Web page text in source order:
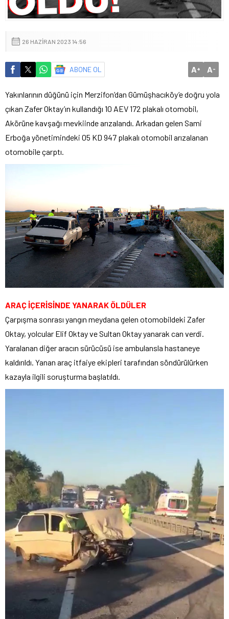
26 HAZIRAN 2023 14:56
ABONE OL A+ A-
Yakınlarının düğünü için Merzifon’dan Gümüşhacıköy’e doğru yola
çıkan Zafer Oktay’ın kullandığı 10 AEV 172 plakalı otomobil,
Akörüne kavşağı mevkiinde arızalandı. Arkadan gelen Sami
Erboğa yönetimindeki 05 KD 947 plakalı otomobil arızalanan
otomobile çarptı.
ARAÇ İÇERİSİNDE YANARAK ÖLDÜLER
Çarpışma sonrası yangın meydana gelen otomobildeki Zafer
Oktay, yolcular Elif Oktay ve Sultan Oktay yanarak can verdi.
Yaralanan diğer aracın sürücüsü ise ambulansla hastaneye
kaldırıldı. Yanan araç itfaiye ekipleri tarafından söndürülürken
kazayla ilgili soruşturma başlatıldı.